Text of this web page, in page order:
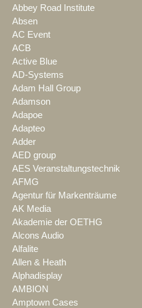
Abbey Road Institute
Absen
AC Event
ACB
Active Blue
AD-Systems
Adam Hall Group
Adamson
Adapoe
Adapteo
Adder
AED group
AES Veranstaltungstechnik
AFMG
Agentur für Markenträume
AK Media
Akademie der OETHG
Alcons Audio
Alfalite
Allen & Heath
Alphadisplay
AMBION
Amptown Cases